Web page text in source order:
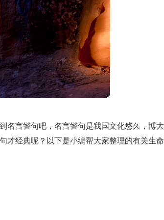
名言警句吧，名言警句是我国文化悠久，博大
才经典呢？以下是小编帮大家整理的有关生命